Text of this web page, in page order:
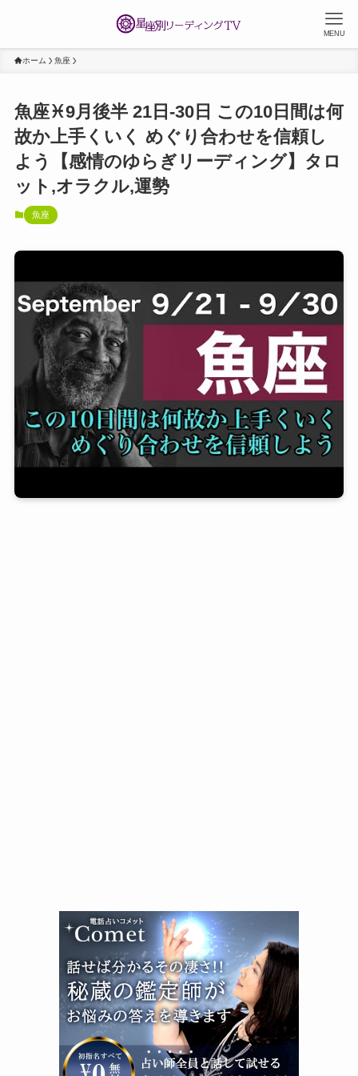
MENU
ホーム 魚座
魚座♓️9月後半 21日-30日 この10日間は何
故か上手くいく めぐり合わせを信頼し
よう【感情のゆらぎリーディング】タロ
ット,オラクル,運勢
魚座